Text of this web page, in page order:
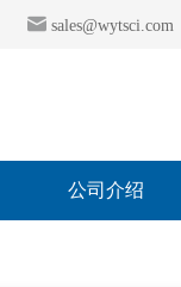
sales@wytsci.com
公司介绍